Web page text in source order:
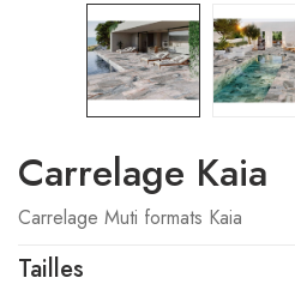
Carrelage Kaia
Carrelage Muti formats Kaia
Tailles